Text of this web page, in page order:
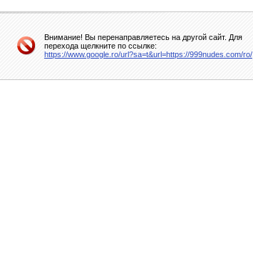
Внимание! Вы перенаправляетесь на другой сайт. Для
перехода щелкните по ссылке:
https://www.google.ro/url?sa=t&url=https://999nudes.com/ro/